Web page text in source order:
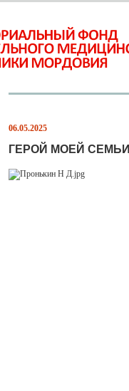
06.05.2025
ГЕРОЙ МОЕЙ СЕМЬИ